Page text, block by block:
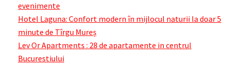
evenimente
Hotel Laguna: Confort modern în mijlocul naturii la doar 5
minute de Tîrgu Mureș
Lev Or Apartments : 28 de apartamente in centrul
Bucurestiului